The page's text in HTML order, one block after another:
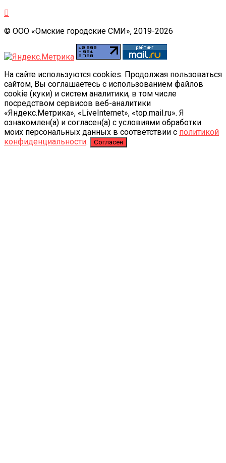
© ООО «Омские городские СМИ», 2019-2026
На сайте используются cookies. Продолжая пользоваться
сайтом, Вы соглашаетесь с использованием файлов
cookie (куки) и систем аналитики, в том числе
посредством сервисов веб-аналитики
«Яндекс.Метрика», «LiveInternet», «top.mail.ru». Я
ознакомлен(а) и согласен(а) с условиями обработки
моих персональных данных в соответствии с политикой
конфиденциальности. Согласен